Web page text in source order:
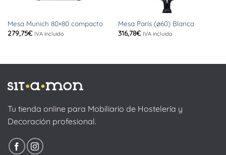
Mesa Munich 80×80 compacto
279,75€ IVA incluido
Mesa París (ø60) Blanca
316,78€ IVA incluido
Tu tienda online para Mobiliario de Hostelería y
Decoración profesional.